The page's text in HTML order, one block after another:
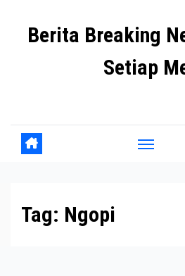
Berita Breaking
Setiap
Tag: Ngopi